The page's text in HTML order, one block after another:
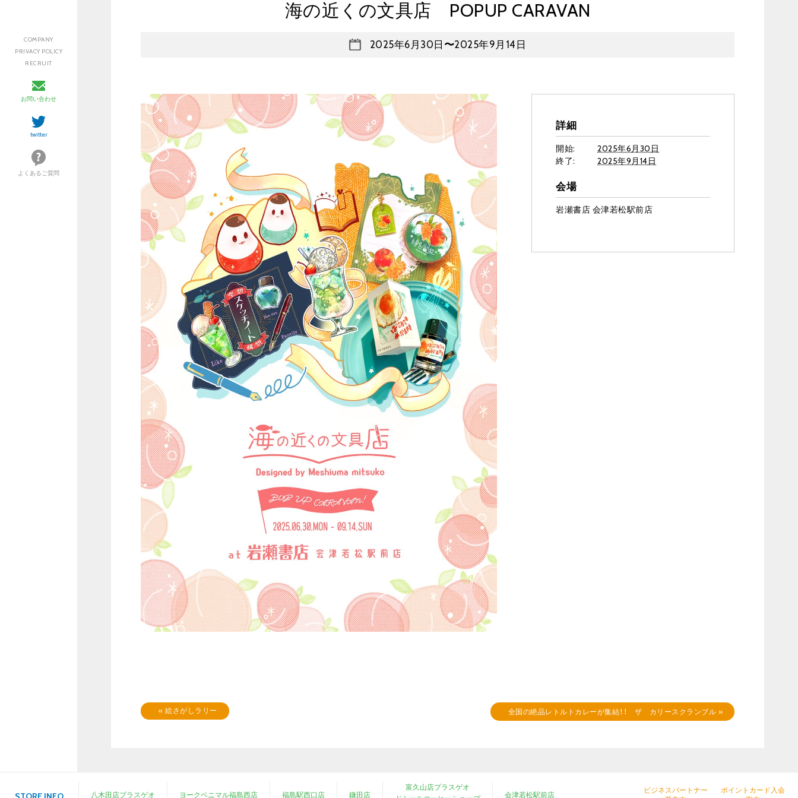
COMPANY
PRIVACY POLICY
RECRUIT
お問い合わせ
twitter
よくあるご質問
海の近くの文具店 POPUP CARAVAN
2025年6月30日 〜2025年9月14日
詳細
開始:
2025年6月30日
終了:
2025年9月14日
会場
岩瀬書店 会津若松駅前店
« 絵さがしラリー 全国の絶品レトルトカレーが集結！！ ザ カリースクランブル »
八木田店プラスゲオ ヨークベニマル福島西店 福島駅西口店 鎌田店
富久山店プラスゲオ
会津若松駅前店
ビジネスパートナー
ポイントカード入会